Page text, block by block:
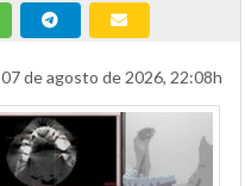
07 de agosto de 2026, 22:08h